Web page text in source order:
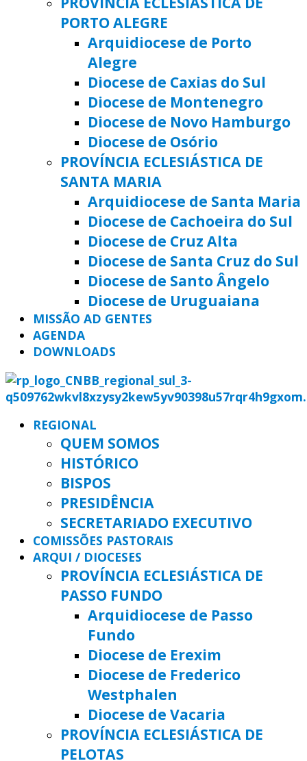
PORTO ALEGRE
Arquidiocese de Porto
Alegre
Diocese de Caxias do Sul
Diocese de Montenegro
Diocese de Novo Hamburgo
Diocese de Osório
PROVÍNCIA ECLESIÁSTICA DE
SANTA MARIA
Arquidiocese de Santa Maria
Diocese de Cachoeira do Sul
Diocese de Cruz Alta
Diocese de Santa Cruz do Sul
Diocese de Santo Ângelo
Diocese de Uruguaiana
MISSÃO AD GENTES
AGENDA
DOWNLOADS
REGIONAL
QUEM SOMOS
HISTÓRICO
BISPOS
PRESIDÊNCIA
SECRETARIADO EXECUTIVO
COMISSÕES PASTORAIS
ARQUI / DIOCESES
PROVÍNCIA ECLESIÁSTICA DE
PASSO FUNDO
Arquidiocese de Passo
Fundo
Diocese de Erexim
Diocese de Frederico
Westphalen
Diocese de Vacaria
PROVÍNCIA ECLESIÁSTICA DE
PELOTAS